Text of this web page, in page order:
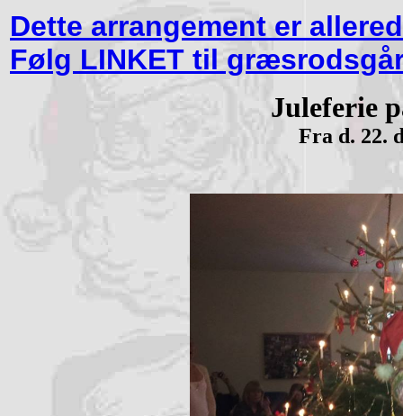
Dette arrangement er
Følg LINKET til
Juleferie
Fra d. 22.